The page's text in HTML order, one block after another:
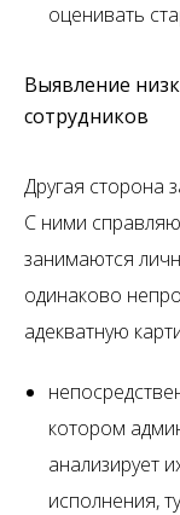
оценивать
Выявление
сотрудников
Другая сторона
С ними
занимаются
одинаково
адекватную
котором
анализирует
исполнения,